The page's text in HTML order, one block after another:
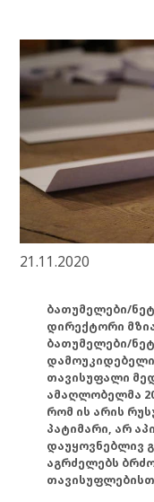
21.11.2020
ბათუმელები/
დირექტორი
ბათუმელები/
თავისუფალი
ამაღლობელმა
რომ ის არის
პატიმარი, არ
დაუყოვნებლივ
აგრძელებს